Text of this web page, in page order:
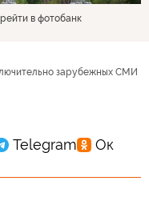
в фотобанк
зарубежных СМИ